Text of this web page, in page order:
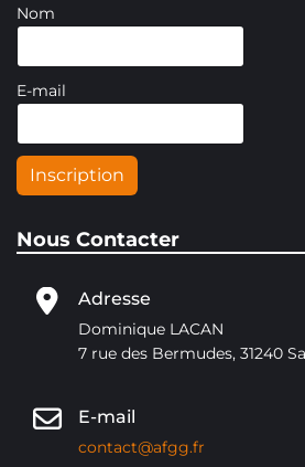
Nom
E-mail
Inscription
Nous Contacter
Adresse
Dominique LACAN
7 rue des Bermudes, 31240
E-mail
contact@afgg.fr